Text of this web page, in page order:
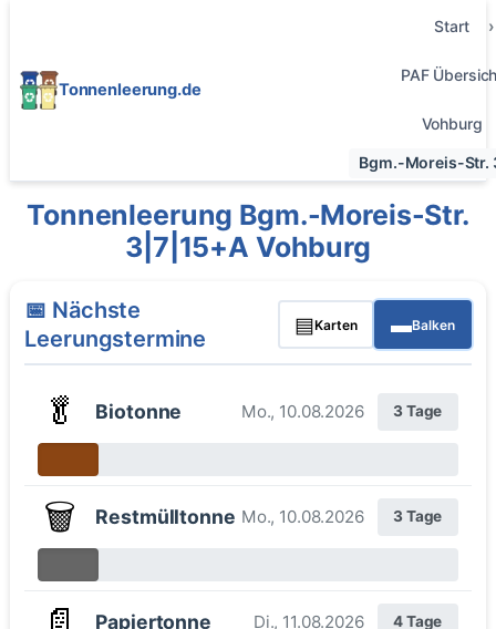
Tonnenleerung.de
Start
PAF
Vohburg
Bgm.-Moreis-Str.
Tonnenleerung Bgm.-Moreis-Str.
3|7|15+A Vohburg
📅 Nächste
Leerungstermine
▤Karten ▬Balken
🥬 Biotonne Mo., 10.08.2026 3 Tage
🗑️ Restmülltonne Mo., 10.08.2026 3 Tage
Papiertonne Di., 11.08.2026 4 Tage